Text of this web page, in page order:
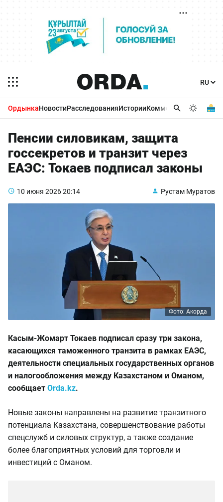
ОрдынкаНовостиРасследованияИсторииКомментарииБизнес
Пенсии силовикам, защита
госсекретов и транзит через
ЕАЭС: Токаев подписал законы
10 июня 202620:14 Рустам Муратов
Фото: Акорда
Касым-Жомарт Токаев подписал сразу три закона,
касающихся таможенного транзита в рамках ЕАЭС,
деятельности специальных государственных органов
и налогообложения между Казахстаном и Оманом,
сообщает Orda.kz.
Новые законы направлены на развитие транзитного
потенциала Казахстана, совершенствование работы
спецслужб и силовых структур, а также создание
более благоприятных условий для торговли и
инвестиций с Оманом.